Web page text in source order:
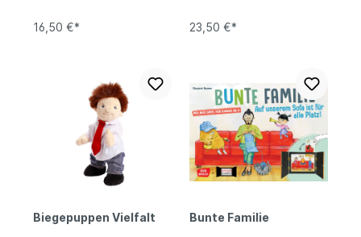
16,50 €* 23,50 €*
Biegepuppen Vielfalt Bunte Familie